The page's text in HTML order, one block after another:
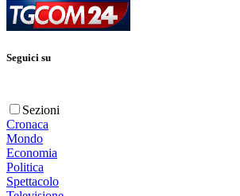
Seguici su
Sezioni
Cronaca
Mondo
Economia
Politica
Spettacolo